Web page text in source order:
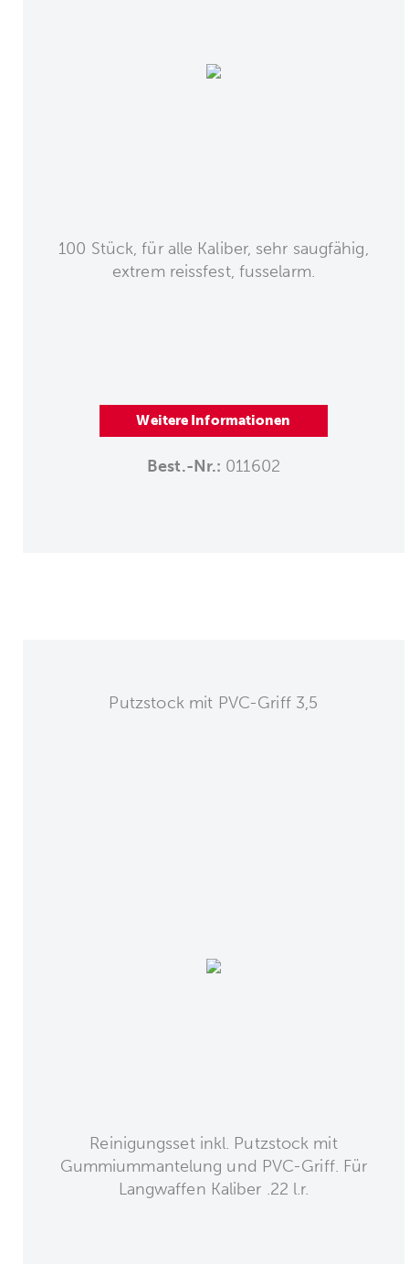
100 Stück, für alle Kaliber, sehr saugfähig,
extrem reissfest, fusselarm.
Weitere Informationen
Best.-Nr.: 011602
Putzstock mit PVC-Griff 3,5
Reinigungsset inkl. Putzstock mit
Gummiummantelung und PVC-Griff. Für
Langwaffen Kaliber .22 l.r.